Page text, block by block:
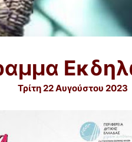
Τρίτη 22 Αυγούστου 2023